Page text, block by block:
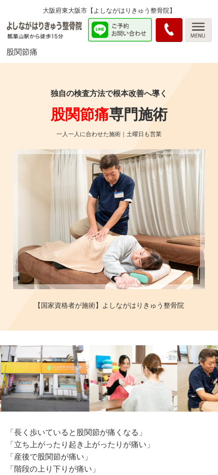
大阪府東大阪市【よしながはりきゅう整骨院】
股関節痛
独自の検査方法で根本改善へ導く
股関節痛専門施術
一人一人に合わせた施術｜土曜日も営業
【国家資格者が施術】よしながはりきゅう整骨院
「長く歩いていると股関節が痛くなる」
「立ち上がったり起き上がったりが痛い」
「産後で股関節が痛い」
「階段の上り下りが痛い」